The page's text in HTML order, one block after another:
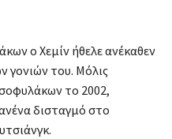
ο Χεμίν ήθελε ανέκαθεν
γονιών του. Μόλις
το 2002,
δισταγμό στο